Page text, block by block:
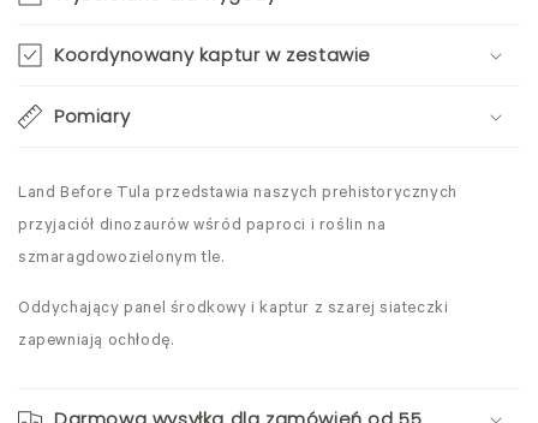
Koordynowany kaptur w zestawie
Pomiary
Land Before Tula przedstawia naszych prehistorycznych
przyjaciół dinozaurów wśród paproci i roślin na
szmaragdowozielonym tle.
Oddychający panel środkowy i kaptur z szarej siateczki
zapewniają ochłodę.